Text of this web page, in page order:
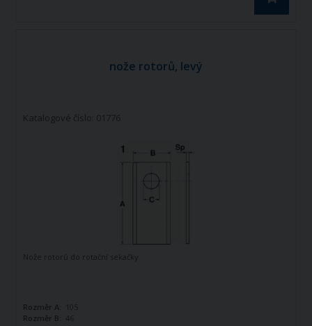
nože rotorů, levý
Katalogové číslo: 01776
Nože rotorů do rotační sekačky
Rozměr A:
105
Rozměr B:
46